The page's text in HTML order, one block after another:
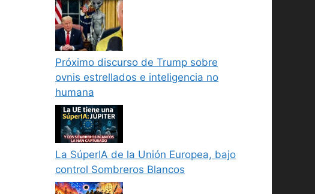
Próximo discurso de Trump sobre
ovnis estrellados e inteligencia no
humana
La SúperIA de la Unión Europea, bajo
control Sombreros Blancos